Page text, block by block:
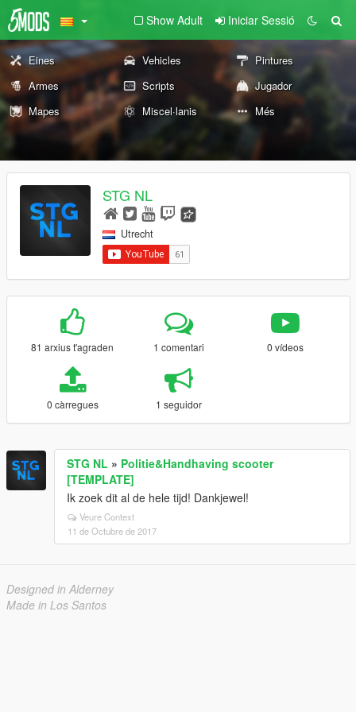
Show Adult Iniciar Sessió
Eines Vehicles
Pintures
Armes
Scripts
Jugador
Mapes
Miscel·lanis Més
STG NL
Utrecht
81 arxius t'agraden 1 comentari 0 vídeos
0 càrregues 1 seguidor
STG NL » Politie&Handhaving scooter
[TEMPLATE]
Ik zoek dit al de hele tijd! Dankjewel!
Veure Context
11 de Octubre de 2017
Designed in Alderney
Made in Los Santos